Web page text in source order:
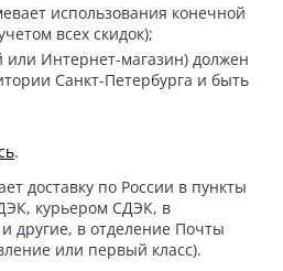
использования конечной
всех скидок);
Интернет-магазин) должен
Санкт-Петербурга и быть
.
доставку по России в пункты
курьером СДЭК, в
другие, в отделение Почты
или первый класс).